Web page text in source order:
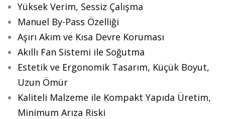
Yüksek Verim, Sessiz Çalışma
Manuel By-Pass Özelliği
Aşırı Akım ve Kısa Devre Koruması
Akıllı Fan Sistemi ile Soğutma
Estetik ve Ergonomik Tasarım, Küçük Boyut,
Uzun Ömür
Kaliteli Malzeme ile Kompakt Yapıda Üretim,
Minimum Arıza Riski